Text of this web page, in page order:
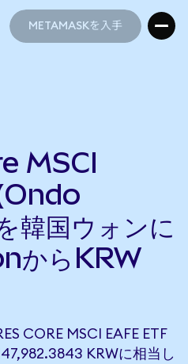
METAMASKを入手
MSCI
国ウォンに
からKRW
CORE MSCI EAFE ETF
KRWに相当し